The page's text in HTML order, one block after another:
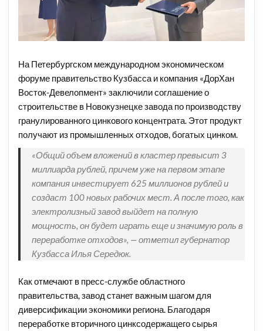
На Петербургском международном экономическом
форуме правительство Кузбасса и компания «ДорХан
Восток-Девелопмент» заключили соглашение о
строительстве в Новокузнецке завода по производству
гранулированного цинкового концентрата. Этот продукт
получают из промышленных отходов, богатых цинком.
«Общий объем вложений в кластер превысит 3
миллиарда рублей, причем уже на первом этапе
компания инвестирует 625 миллионов рублей и
создаст 100 новых рабочих мест. А после того, как
электролизный завод выйдет на полную
мощность, он будет играть еще и значимую роль в
переработке отходов», — отметил губернатор
Кузбасса Илья Середюк.
Как отмечают в пресс-службе областного
правительства, завод станет важным шагом для
диверсификации экономики региона. Благодаря
переработке вторичного цинксодержащего сырья